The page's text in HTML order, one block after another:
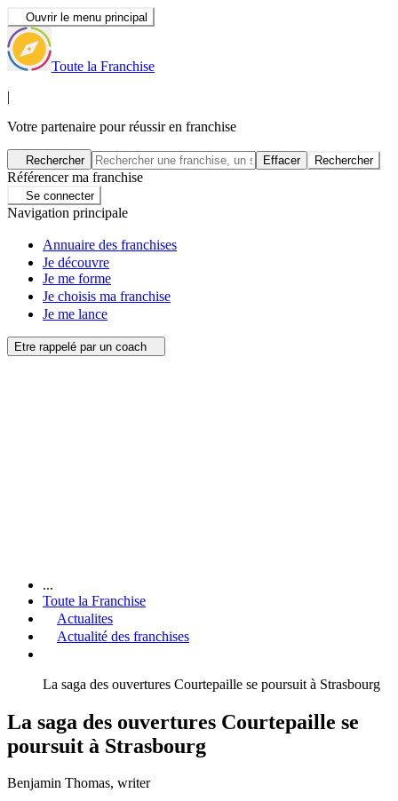
Ouvrir le menu principal
Toute la Franchise
|
Votre partenaire pour réussir en franchise
Rechercher Effacer Rechercher
Référencer ma franchise
Se connecter
Navigation principale
Annuaire des franchises
Je découvre
Je me forme
Je choisis ma franchise
Je me lance
Etre rappelé par un coach
...
Toute la Franchise
Actualites
Actualité des franchises
La saga des ouvertures Courtepaille se poursuit à Strasbourg
La saga des ouvertures Courtepaille se
poursuit à Strasbourg
Benjamin Thomas, writer